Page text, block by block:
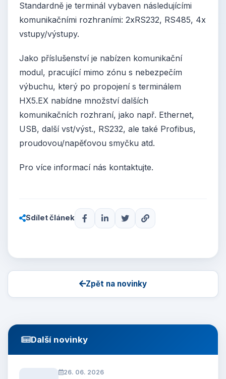
Standardně je terminál vybaven následujícími
komunikačními rozhraními: 2xRS232, RS485, 4x
vstupy/výstupy.
Jako příslušenství je nabízen komunikační
modul, pracující mimo zónu s nebezpečím
výbuchu, který po propojení s terminálem
HX5.EX nabídne množství dalších
komunikačních rozhraní, jako např. Ethernet,
USB, další vst/výst., RS232, ale také Profibus,
proudovou/napěťovou smyčku atd.
Pro více informací nás kontaktujte.
Sdílet článek
Zpět na novinky
Další novinky
26. 06. 2026